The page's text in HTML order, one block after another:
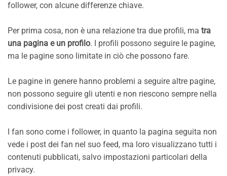
follower, con alcune differenze chiave.
Per prima cosa, non è una relazione tra due profili, ma tra
una pagina e un profilo. I profili possono seguire le pagine,
ma le pagine sono limitate in ciò che possono fare.
Le pagine in genere hanno problemi a seguire altre pagine,
non possono seguire gli utenti e non riescono sempre nella
condivisione dei post creati dai profili.
I fan sono come i follower, in quanto la pagina seguita non
vede i post dei fan nel suo feed, ma loro visualizzano tutti i
contenuti pubblicati, salvo impostazioni particolari della
privacy.